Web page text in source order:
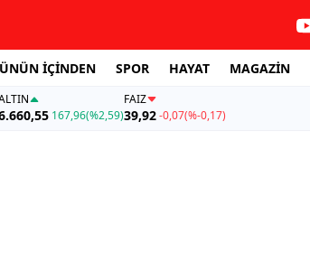
İÇİNDEN SPOR HAYAT MAGAZİN
167,96(%2,59)
FAİZ
39,92-0,07(%-0,17)